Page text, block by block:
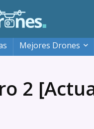
Mejores Drones
2